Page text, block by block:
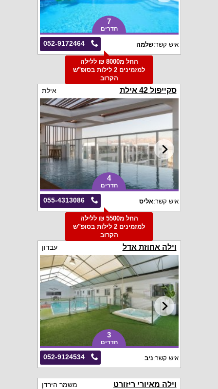
7
חדרים
052-9172464 איש קשר:שלמה
החל מ8000 ₪ ללילה
למזמינים 2 לילות בסופ"ש
הקרוב
סקייפול 42 אילת אילת
4
חדרים
055-4313086 איש קשר:אליס
החל מ5500 ₪ ללילה
למזמינים 2 לילות בסופ"ש
הקרוב
וילה אחוזת אדל עבדון
3
חדרים
052-9124534 איש קשר:ניב
וילה מאיורי ריזורט משמר הירדן